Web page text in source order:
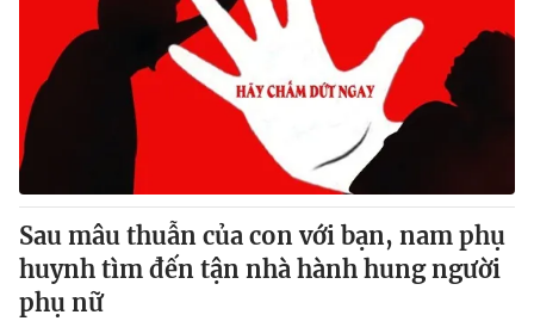
Thế giới
Tin tức
Thế giới đó đây
Câu chuyện quốc tế
Kinh tế
Tài chính
Thị trường
Góc doanh nghiệp
Dữ liệu và đời sống
Truyền hình
Phim VTV
Giải trí
Sau mâu thuẫn của con với bạn, nam phụ
huynh tìm đến tận nhà hành hung người
phụ nữ